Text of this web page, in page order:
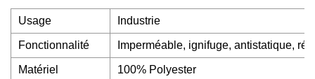
Usage Industrie
Fonctionnalité Imperméable, ignifuge, antistatique,
Matériel 100% Polyester